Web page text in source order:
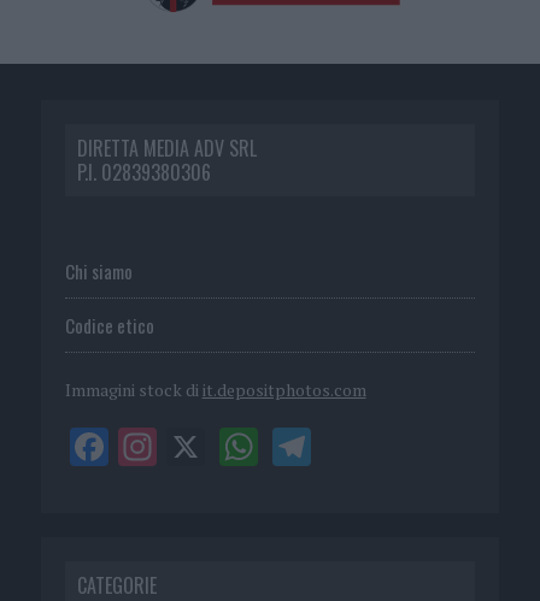
DIRETTA MEDIA ADV SRL
P.I. 02839380306
Chi siamo
Codice etico
Immagini stock di it.depositphotos.com
CATEGORIE